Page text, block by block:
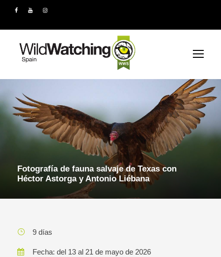
Fotografía de fauna salvaje de Texas con
Héctor Astorga y Antonio Liébana
9 días
Fecha: del 13 al 21 de mayo de 2026